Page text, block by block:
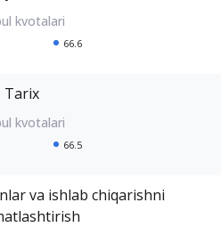
66.6
Tarix
66.5
va ishlab chiqarishni